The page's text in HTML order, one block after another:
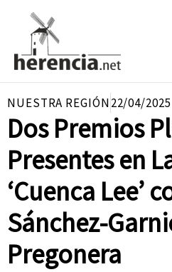
contenido
NUESTRA REGIÓN22/04/2025
Dos Premios
Presentes en
‘Cuenca Lee’
Sánchez-
Pregonera